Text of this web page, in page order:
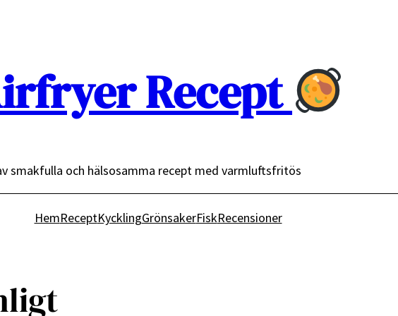
Recept
smakfulla och hälsosamma recept med varmluftsfritös
HemReceptKycklingGrönsakerFiskRecensioner